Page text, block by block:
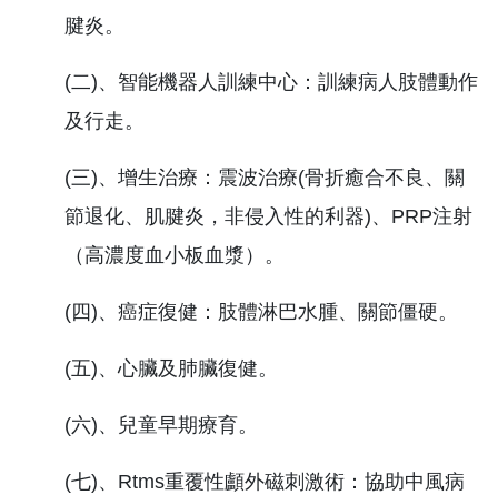
腱炎。
(二)、智能機器人訓練中心：訓練病人肢體動作
及行走。
(三)、增生治療：震波治療(骨折癒合不良、關
節退化、肌腱炎，非侵入性的利器)、PRP注射
（高濃度血小板血漿）。
(四)、癌症復健：肢體淋巴水腫、關節僵硬。
(五)、心臟及肺臟復健。
(六)、兒童早期療育。
(七)、Rtms重覆性顱外磁刺激術：協助中風病